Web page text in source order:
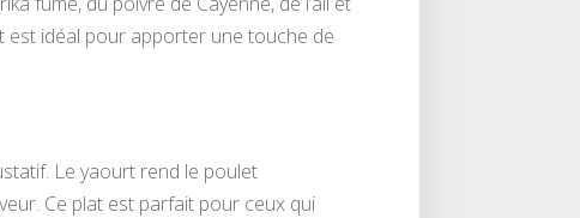
est idéal pour apporter une touche de
Le yaourt rend le poulet
Ce plat est parfait pour ceux qui